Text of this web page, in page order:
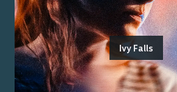
Ivy Falls